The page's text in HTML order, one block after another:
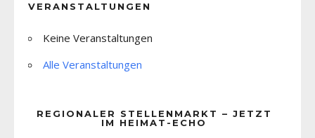
VERANSTALTUNGEN
Keine Veranstaltungen
Alle Veranstaltungen
REGIONALER STELLENMARKT – JETZT
IM HEIMAT-ECHO